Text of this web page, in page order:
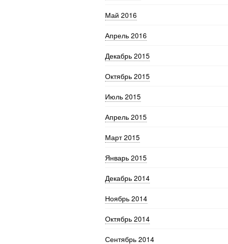
Май 2016
Апрель 2016
Декабрь 2015
Октябрь 2015
Июль 2015
Апрель 2015
Март 2015
Январь 2015
Декабрь 2014
Ноябрь 2014
Октябрь 2014
Сентябрь 2014